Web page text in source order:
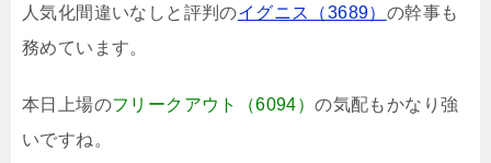
人気化間違いなしと評判のイグニス（3689） の幹事も
務めています。
本日上場のフリークアウト（6094）の気配もかなり強
いですね。